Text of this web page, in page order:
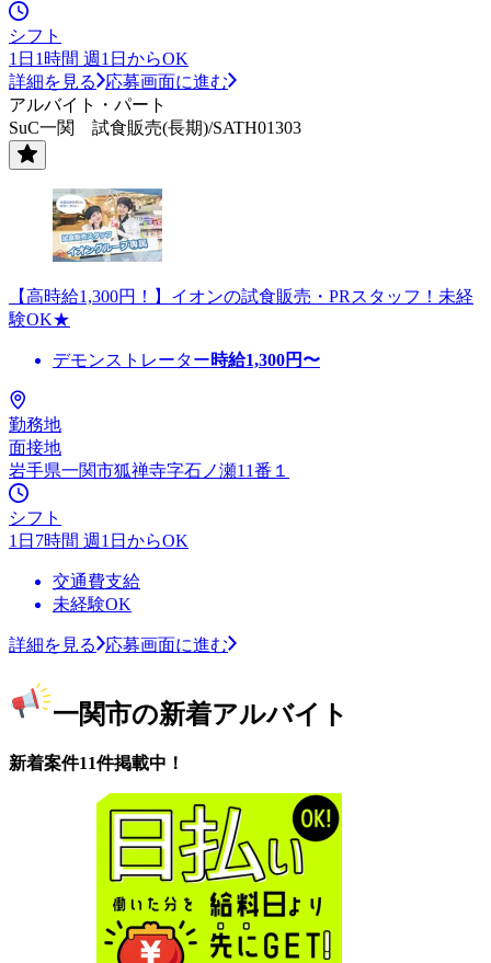
シフト
1日1時間 週1日からOK
詳細を見る
応募画面に進む
アルバイト・パート
SuC一関 試食販売(長期)/SATH01303
【高時給1,300円！】イオンの試食販売・PRスタッフ！未経
験OK★
デモンストレーター時給1,300円〜
勤務地
面接地
岩手県一関市狐禅寺字石ノ瀬11番１
シフト
1日7時間 週1日からOK
交通費支給
未経験OK
詳細を見る 応募画面に進む
一関市の新着アルバイト
新着案件11件掲載中！